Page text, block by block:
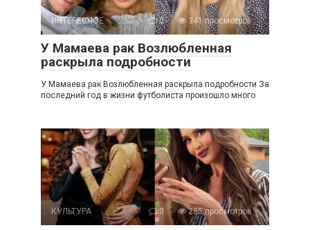
ИНТЕРЕСНОЕ 0 341 просмотров
У Мамаева рак Возлюбленная
раскрыла подробности
У Мамаева рак Возлюбленная раскрыла подробности За
последний год в жизни футболиста произошло много
КУЛЬТУРА 0 285 просмотров